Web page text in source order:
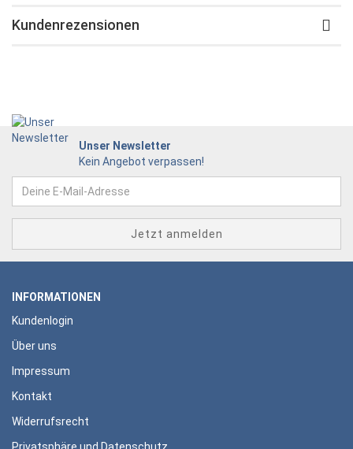
Kundenrezensionen
Unser Newsletter
Kein Angebot verpassen!
INFORMATIONEN
Kundenlogin
Über uns
Impressum
Kontakt
Widerrufsrecht